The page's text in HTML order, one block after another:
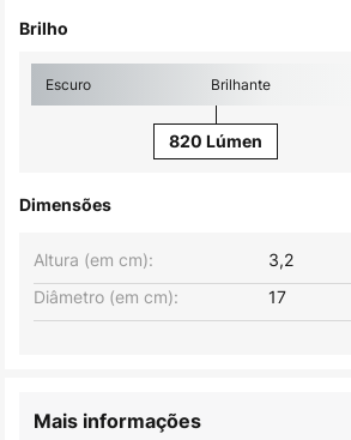
Brilho
Escuro Brilhante
820 Lúmen
Dimensões
Altura (em cm):
3,2
Diâmetro (em cm):
17
Mais informações